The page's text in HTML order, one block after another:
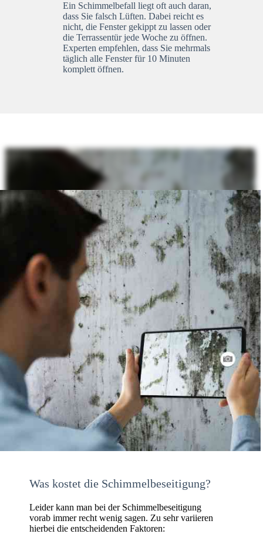
Ein Schimmelbefall liegt oft auch daran,
dass Sie falsch Lüften. Dabei reicht es
nicht, die Fenster gekippt zu lassen oder
die Terrassentür jede Woche zu öffnen.
Experten empfehlen, dass Sie mehrmals
täglich alle Fenster für 10 Minuten
komplett öffnen.
Was kostet die Schimmelbeseitigung?
Leider kann man bei der Schimmelbeseitigung
vorab immer recht wenig sagen. Zu sehr variieren
hierbei die entscheidenden Faktoren: